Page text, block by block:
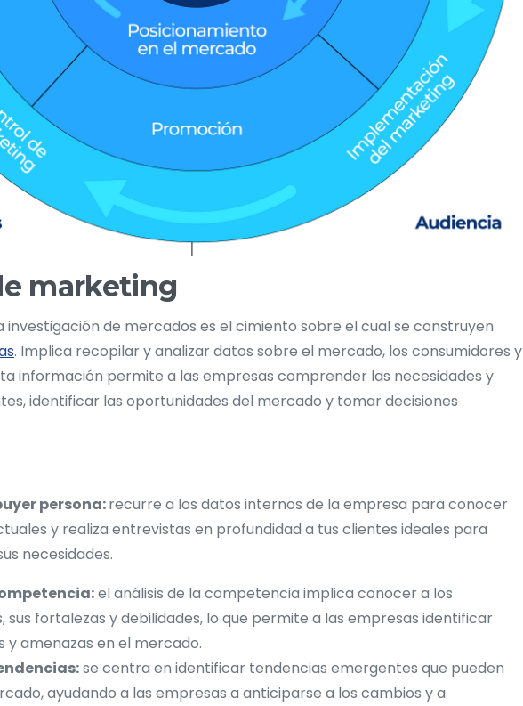
marketing
investigación de mercados es el cimiento sobre el cual se construyen
. Implica recopilar y analizar datos sobre el mercado, los consumidores y
información permite a las empresas comprender las necesidades y
identificar las oportunidades del mercado y tomar decisiones
persona:recurre a los datos internos de la empresa para conocer
y realiza entrevistas en profundidad a tus clientes ideales para
necesidades.
el análisis de la competencia implica conocer a los
sus fortalezas y debilidades, lo que permite a las empresas identificar
y amenazas en el mercado.
se centra en identificar tendencias emergentes que pueden
ayudando a las empresas a anticiparse a los cambios y a